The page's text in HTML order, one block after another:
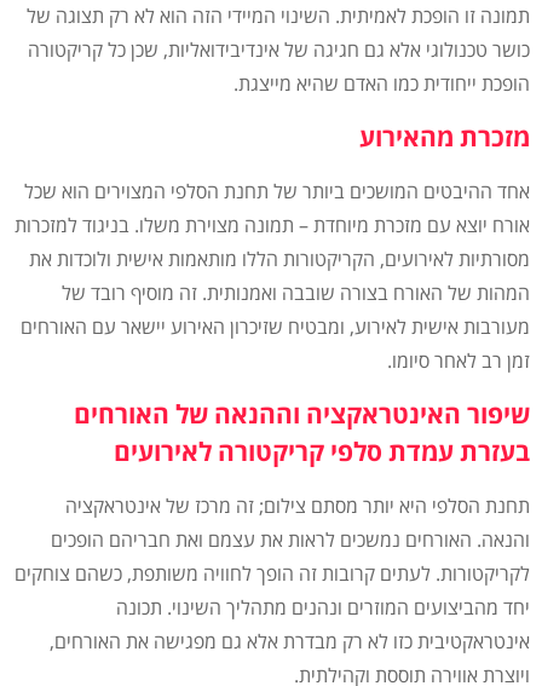
תמונה זו הופכת לאמיתית. השינוי המיידי הזה הוא לא רק תצוגה של
כושר טכנולוגי אלא גם חגיגה של אינדיבידואליות, שכן כל קריקטורה
הופכת ייחודית כמו האדם שהיא מייצגת.
מזכרת מהאירוע
אחד ההיבטים המושכים ביותר של תחנת הסלפי המצוירים הוא שכל
אורח יוצא עם מזכרת מיוחדת – תמונה מצוירת משלו. בניגוד למזכרות
מסורתיות לאירועים, הקריקטורות הללו מותאמות אישית ולוכדות את
המהות של האורח בצורה שובבה ואמנותית. זה מוסיף רובד של
מעורבות אישית לאירוע, ומבטיח שזיכרון האירוע יישאר עם האורחים
זמן רב לאחר סיומו.
שיפור האינטראקציה וההנאה של האורחים
בעזרת עמדת סלפי קריקטורה לאירועים
תחנת הסלפי היא יותר מסתם צילום; זה מרכז של אינטראקציה
והנאה. האורחים נמשכים לראות את עצמם ואת חבריהם הופכים
לקריקטורות. לעתים קרובות זה הופך לחוויה משותפת, כשהם צוחקים
יחד מהביצועים המוזרים ונהנים מתהליך השינוי. תכונה
אינטראקטיבית כזו לא רק מבדרת אלא גם מפגישה את האורחים,
ויוצרת אווירה תוססת וקהילתית.